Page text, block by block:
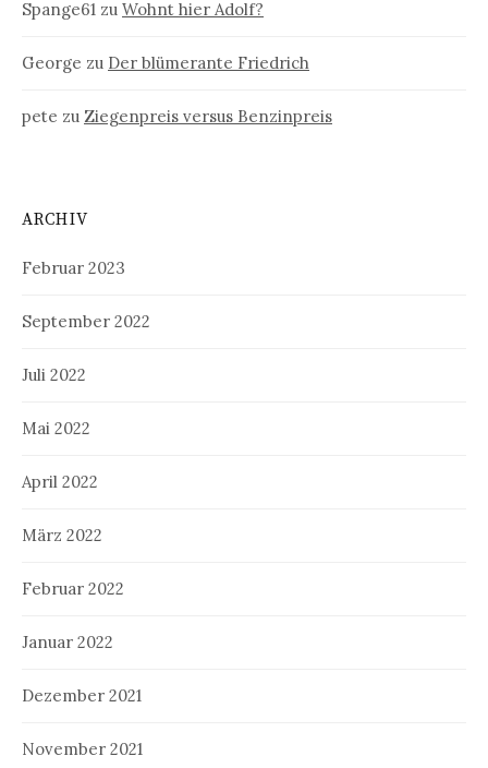
Spange61 zu Wohnt hier Adolf?
George zu Der blümerante Friedrich
pete zu Ziegenpreis versus Benzinpreis
ARCHIV
Februar 2023
September 2022
Juli 2022
Mai 2022
April 2022
März 2022
Februar 2022
Januar 2022
Dezember 2021
November 2021